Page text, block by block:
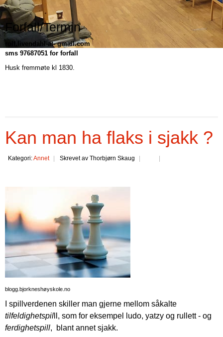
Forfall/Termin
rolf.livendahl-at- gmail.com
sms 97687051 for forfall
Husk fremmøte kl 1830.
Kan man ha flaks i sjakk ?
Kategori:Annet Skrevet av Thorbjørn Skaug
blogg.bjorkneshøyskole.no
I spillverdenen skiller man gjerne mellom såkalte
tilfeldighetspil ll, som for eksempel ludo, yatzy og rullett - og
ferdighetspill, blant annet sjakk.